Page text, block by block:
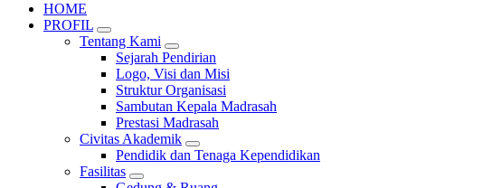
HOME
PROFIL
Tentang Kami
Sejarah Pendirian
Logo, Visi dan Misi
Struktur Organisasi
Sambutan Kepala Madrasah
Prestasi Madrasah
Civitas Akademik
Pendidik dan Tenaga Kependidikan
Fasilitas